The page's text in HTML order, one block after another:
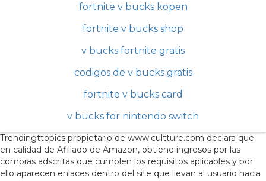
fortnite v bucks kopen
fortnite v bucks shop
v bucks fortnite gratis
codigos de v bucks gratis
fortnite v bucks card
v bucks for nintendo switch
Trendingttopics propietario de www.cultture.com declara que
en calidad de Afiliado de Amazon, obtiene ingresos por las
compras adscritas que cumplen los requisitos aplicables y por
ello aparecen enlaces dentro del site que llevan al usuario hacia